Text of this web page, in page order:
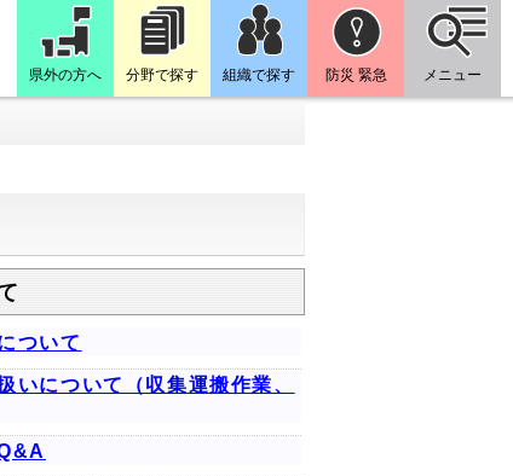
県外の方へ 分野で探す 組織で探す 防災 緊急 メニュー
ついて
いについて（収集運搬作業、